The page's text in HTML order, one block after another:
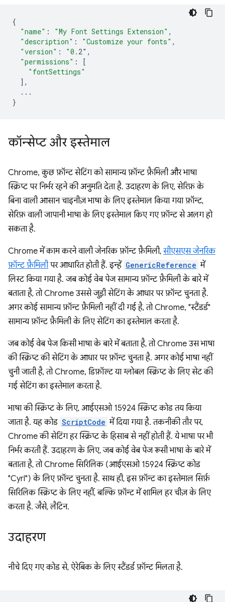
{
"name" : "My Font Settings Extension" ,
"description" : "Customize your fonts" ,
"version" : "0. 2" ,
"permissions" :
[
"fontSettings"
],
...
}
कॉन्सेप्ट और इस्तेमाल
Chrome, कुछ फ़ॉन्ट सेटिंग को सामान्य फ़ॉन्ट फ़ैमिली और भाषा
स्क्रिप्ट पर निर्भर रहने की अनुमति देता है. उदाहरण के लिए, सेरिफ़ के
बिना वाली आसान चाइनीज़ भाषा के लिए इस्तेमाल किया गया फ़ॉन्ट,
सेरिफ़ वाली जापानी भाषा के लिए इस्तेमाल किए गए फ़ॉन्ट से अलग हो
सकता है.
Chrome में काम करने वाली जेनरिक फ़ॉन्ट फ़ैमिली,सीएसएस जेनरिक
फ़ॉन्ट फ़ैमिलीपर आधारित होती हैं. इन्हें GenericReference में
लिस्ट किया गया है. जब कोई वेब पेज सामान्य फ़ॉन्ट फ़ैमिली के बारे में
बताता है, तो Chrome उससे जुड़ी सेटिंग के आधार पर फ़ॉन्ट चुनता है.
अगर कोई सामान्य फ़ॉन्ट फ़ैमिली नहीं दी गई है, तो Chrome, "स्टैंडर्ड"
सामान्य फ़ॉन्ट फ़ैमिली के लिए सेटिंग का इस्तेमाल करता है.
जब कोई वेब पेज किसी भाषा के बारे में बताता है, तो Chrome उस भाषा
की स्क्रिप्ट की सेटिंग के आधार पर फ़ॉन्ट चुनता है. अगर कोई भाषा नहीं
चुनी जाती है, तो Chrome, डिफ़ॉल्ट या ग्लोबल स्क्रिप्ट के लिए सेट की
गई सेटिंग का इस्तेमाल करता है.
भाषा की स्क्रिप्ट के लिए, आईएसओ 15924 स्क्रिप्ट कोड तय किया
जाता है. यह कोड ScriptCode में दिया गया है. तकनीकी तौर पर,
Chrome की सेटिंग हर स्क्रिप्ट के हिसाब से नहीं होती हैं. ये भाषा पर भी
निर्भर करती हैं. उदाहरण के लिए, जब कोई वेब पेज रूसी भाषा के बारे में
बताता है, तो Chrome सिरिलिक (आईएसओ 15924 स्क्रिप्ट कोड
"Cyrl") के लिए फ़ॉन्ट चुनता है. साथ ही, इस फ़ॉन्ट का इस्तेमाल सिर्फ़
सिरिलिक स्क्रिप्ट के लिए नहीं, बल्कि फ़ॉन्ट में शामिल हर चीज़ के लिए
करता है. जैसे, लैटिन.
उदाहरण
नीचे दिए गए कोड से, ऐरेबिक के लिए स्टैंडर्ड फ़ॉन्ट मिलता है.